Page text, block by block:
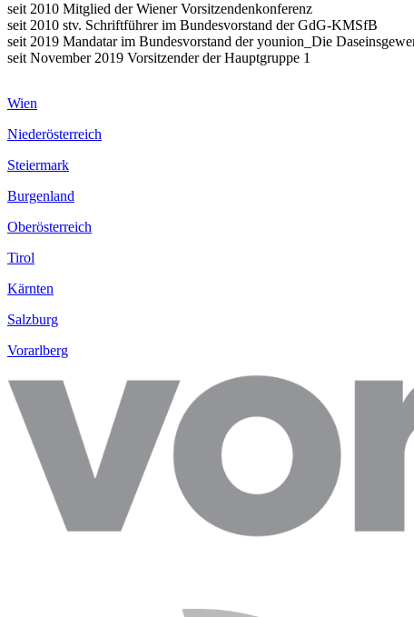
seit 2010 Mitglied der Wiener Vorsitzendenkonferenz
seit 2010 stv. Schriftführer im Bundesvorstand der GdG-KMSfB
seit 2019 Mandatar im Bundesvorstand der younion_Die
seit November 2019 Vorsitzender der Hauptgruppe 1
Wien
Niederösterreich
Steiermark
Burgenland
Oberösterreich
Tirol
Kärnten
Salzburg
Vorarlberg